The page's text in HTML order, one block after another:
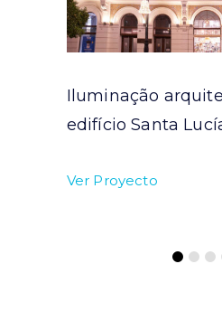
Iluminação
edifício Santa
Ver Proyecto